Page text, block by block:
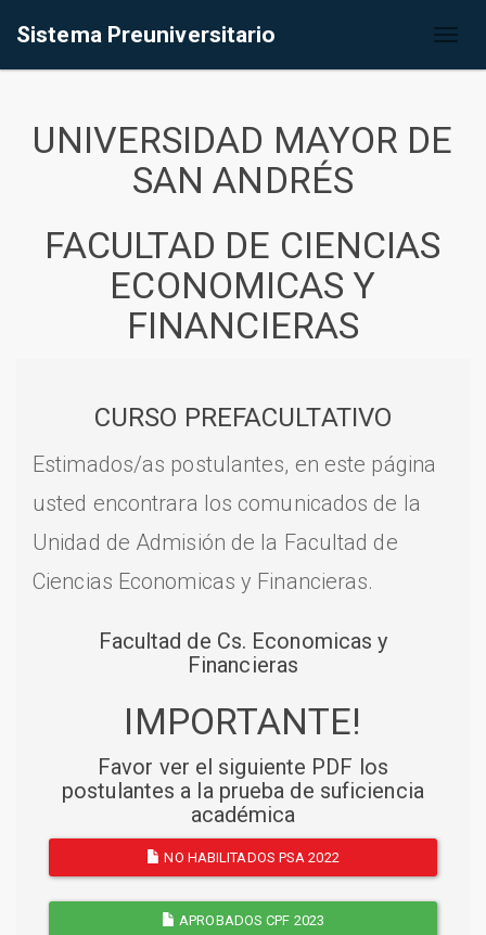
Sistema Preuniversitario
UNIVERSIDAD MAYOR DE
SAN ANDRÉS
FACULTAD DE CIENCIAS
ECONOMICAS Y
FINANCIERAS
CURSO PREFACULTATIVO
Estimados/as postulantes, en este página
usted encontrara los comunicados de la
Unidad de Admisión de la Facultad de
Ciencias Economicas y Financieras.
Facultad de Cs. Economicas y
Financieras
IMPORTANTE!
Favor ver el siguiente PDF los
postulantes a la prueba de suficiencia
académica
NO HABILITADOS PSA 2022
APROBADOS CPF 2023